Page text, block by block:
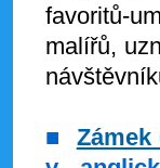
favoritů-
malířů,
■ Zámek